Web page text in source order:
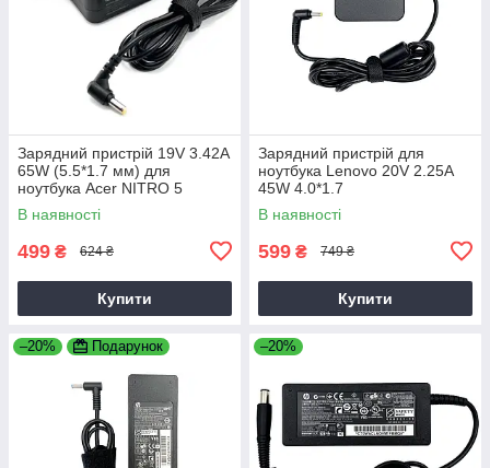
Зарядний пристрій 19V 3.42A
65W (5.5*1.7 мм) для
ноутбука Acer NITRO 5
AN515-31 65
В наявності
499 ₴ 624 ₴
Купити
Зарядний пристрій для
ноутбука Lenovo 20V 2.25A
45W 4.0*1.7
В наявності
599 ₴ 749 ₴
Купити
–20% Подарунок –20%